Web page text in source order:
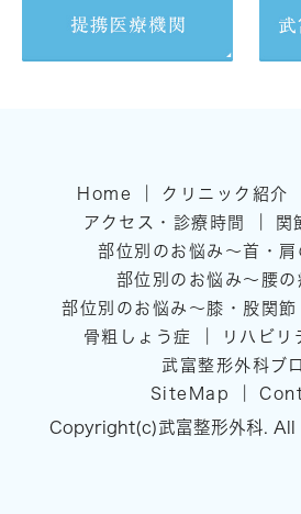
Home クリニック紹介
アクセス・診療時間 関
部位別のお悩み～首・肩
部位別のお悩み～腰の
部位別のお悩み～膝・股関節
骨粗しょう症 リハビリ
武富整形外科ブ
SiteMap
Copyright(c)武富整形外科. All